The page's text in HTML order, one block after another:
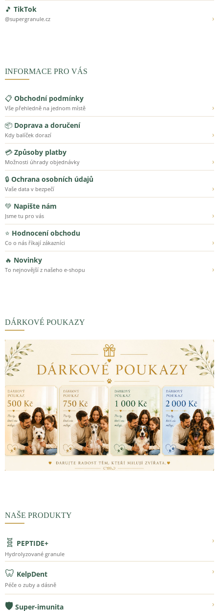
🎵 TikTok
@supergranule.cz ›
INFORMACE PRO VÁS
📋 Obchodní podmínky
Vše přehledně na jednom místě
›
📦 Doprava a doručení
Kdy balíček dorazí
›
💳 Způsoby platby
Možnosti úhrady objednávky
›
🔒 Ochrana osobních údajů
Vaše data v bezpečí
›
💚 Napište nám
Jsme tu pro vás
›
⭐ Hodnocení obchodu
Co o nás říkají zákazníci
›
🔥 Novinky
To nejnovější z našeho e-shopu ›
DÁRKOVÉ POUKAZY
NAŠE PRODUKTY
🧬 PEPTIDE+ ›
Hydrolyzované granule
🦷 KelpDent ›
Péče o zuby a dásně
🛡️ Super-imunita ›